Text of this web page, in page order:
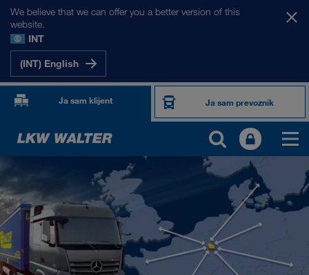
We believe that we can offer you a better version of this
website.
INT
(INT) English
Ja sam klijent Ja sam prevoznik
NAŠA TRŽIŠTA
Evropa
Centralna Azija